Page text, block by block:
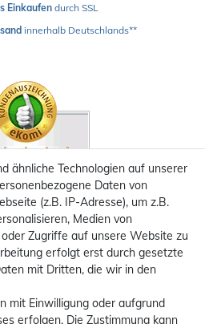
Einkaufen durch SSL
innerhalb Deutschlands**
ähnliche Technologien auf unserer
Daten von
(z.B. IP-Adresse), um z.B.
Medien von
Zugriffe auf unsere Website zu
erfolgt erst durch gesetzte
mit Dritten, die wir in den
mit Einwilligung oder aufgrund
erfolgen. Die Zustimmung kann